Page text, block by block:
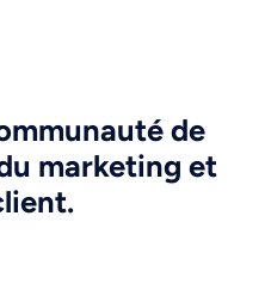
de
marketing et